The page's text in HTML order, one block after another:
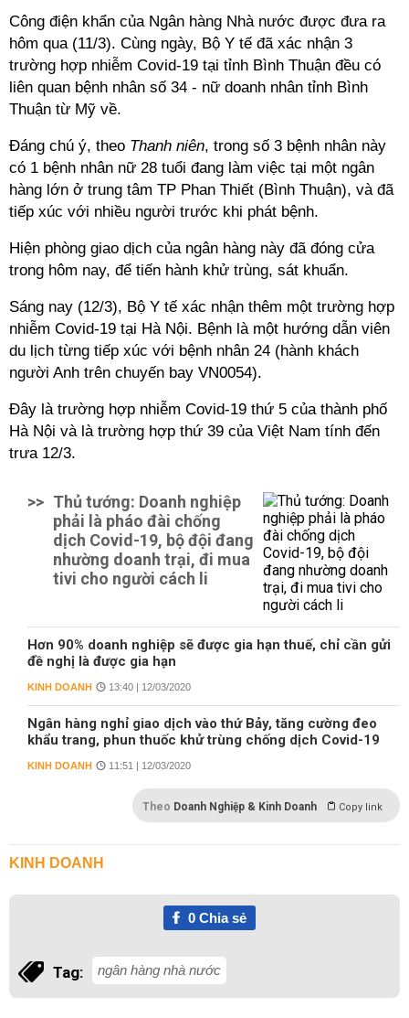
Công điện khẩn của Ngân hàng Nhà nước được đưa ra
hôm qua (11/3). Cùng ngày, Bộ Y tế đã xác nhận 3
trường hợp nhiễm Covid-19 tại tỉnh Bình Thuận đều có
liên quan bệnh nhân số 34 - nữ doanh nhân tỉnh Bình
Thuận từ Mỹ về.
Đáng chú ý, theo Thanh niên, trong số 3 bệnh nhân này
có 1 bệnh nhân nữ 28 tuổi đang làm việc tại một ngân
hàng lớn ở trung tâm TP Phan Thiết (Bình Thuận), và đã
tiếp xúc với nhiều người trước khi phát bệnh.
Hiện phòng giao dịch của ngân hàng này đã đóng cửa
trong hôm nay, để tiến hành khử trùng, sát khuẩn.
Sáng nay (12/3), Bộ Y tế xác nhận thêm một trường hợp
nhiễm Covid-19 tại Hà Nội. Bệnh là một hướng dẫn viên
du lịch từng tiếp xúc với bệnh nhân 24 (hành khách
người Anh trên chuyến bay VN0054).
Đây là trường hợp nhiễm Covid-19 thứ 5 của thành phố
Hà Nội và là trường hợp thứ 39 của Việt Nam tính đến
trưa 12/3.
>> Thủ tướng: Doanh nghiệp
phải là pháo đài chống
dịch Covid-19, bộ đội đang
nhường doanh trại, đi mua
tivi cho người cách li
Hơn 90% doanh nghiệp sẽ được gia hạn thuế, chỉ cần gửi
đề nghị là được gia hạn
KINH DOANH 13:40 | 12/03/2020
Ngân hàng nghỉ giao dịch vào thứ Bảy, tăng cường đeo
khẩu trang, phun thuốc khử trùng chống dịch Covid-19
KINH DOANH 11:51 | 12/03/2020
Theo Doanh Nghiệp & Kinh Doanh Copy link
KINH DOANH
0Chia sẻ
Tag: ngân hàng nhà nước